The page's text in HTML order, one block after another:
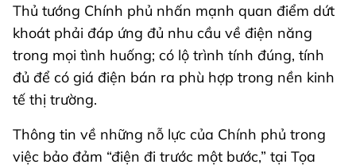
Thủ tướng Chính phủ nhấn mạnh quan điểm dứt
khoát phải đáp ứng đủ nhu cầu về điện năng
trong mọi tình huống; có lộ trình tính đúng, tính
đủ để có giá điện bán ra phù hợp trong nền kinh
tế thị trường.
Thông tin về những nỗ lực của Chính phủ trong
việc bảo đảm “điện đi trước một bước,” tại Tọa